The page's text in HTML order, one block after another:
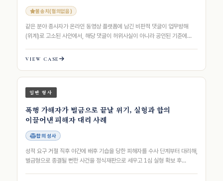
불송치(혐의없음)
같은 분야 종사자가 온라인 동영상 플랫폼에 남긴 비판적 댓글이 업무방해
(위계)로 고소된 사안에서, 해당 댓글이 허위사실이 아니라 공인된 기준에
VIEW CASE
일반 형사
폭행 가해자가 벌금으로 끝날 위기, 실형과 합의
이끌어낸 피해자 대리 사례
합의 성사
성적 요구 거절 직후 야간에 배후 기습을 당한 피해자를 수사 단계부터 대리해,
벌금형으로 종결될 뻔한 사건을 정식재판으로 세우고 1심 실형 확보 후